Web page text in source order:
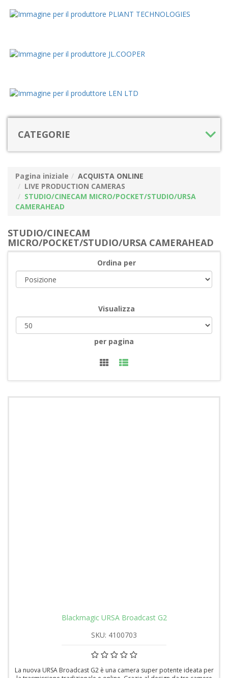
CATEGORIE
Pagina iniziale
ACQUISTA ONLINE
LIVE PRODUCTION CAMERAS
STUDIO/CINECAM MICRO/POCKET/STUDIO/URSA
CAMERAHEAD
STUDIO/CINECAM
MICRO/POCKET/STUDIO/URSA CAMERAHEAD
Ordina per
Visualizza
per pagina
Blackmagic URSA Broadcast G2
SKU: 4100703
La nuova URSA Broadcast G2 è una camera super potente ideata per